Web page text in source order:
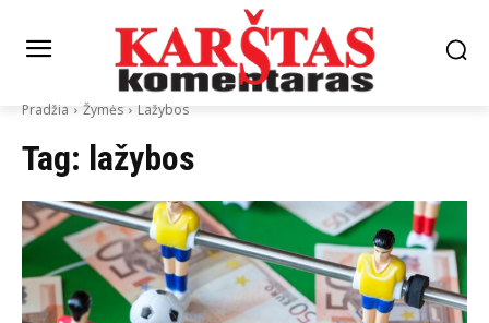
Pradžia Žymės Lažybos
Tag: lažybos